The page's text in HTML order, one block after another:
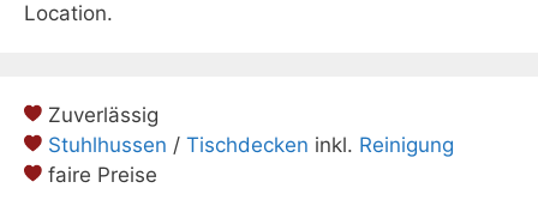
Location.
Zuverlässig
Stuhlhussen / Tischdecken inkl. Reinigung
faire Preise